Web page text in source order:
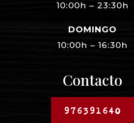
10:00h – 23:30h
DOMINGO
10:00h – 16:30h
Contacto
976391640